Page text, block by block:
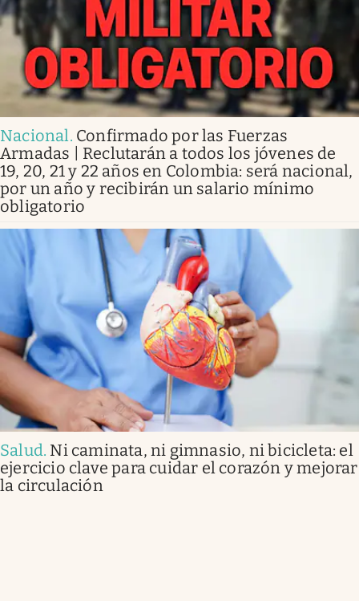
Nacional. Confirmado por las Fuerzas
Armadas | Reclutarán a todos los jóvenes de
19, 20, 21 y 22 años en Colombia: será nacional,
por un año y recibirán un salario mínimo
obligatorio
Salud. Ni caminata, ni gimnasio, ni bicicleta: el
ejercicio clave para cuidar el corazón y mejorar
la circulación